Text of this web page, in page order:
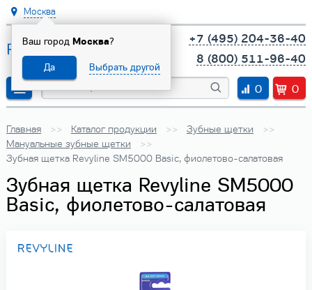
Москва
Ваш город Москва?
Да Выбрать другой
+7 (495) 204-36-40
8 (800) 511-96-40
0
0
Главная Каталог продукции
Зубные щетки
Мануальные зубные щетки
Зубная щетка Revyline SM5000 Basic, фиолетово-салатовая
Зубная щетка Revyline SM5000
Basic, фиолетово-салатовая